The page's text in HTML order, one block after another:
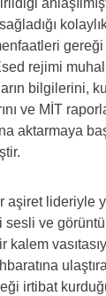
gereği
rejimi
bilgilerini,
ve MİT
aktarmaya
aşiret lideriyle
sesli ve
kalem
irtibat